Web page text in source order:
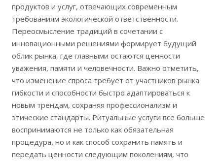
продуктов и услуг, отвечающих современным
требованиям экологической ответственности.
Переосмысление традиций в сочетании с
инновационными решениями формирует будущий
облик рынка, где главными остаются ценности
уважения, памяти и человечности. Важно отметить,
что изменение спроса требует от участников рынка
гибкости и способности быстро адаптироваться к
новым трендам, сохраняя профессионализм и
этические стандарты. Ритуальные услуги все больше
воспринимаются не только как обязательная
процедура, но и как способ сохранить память и
передать ценности следующим поколениям, что